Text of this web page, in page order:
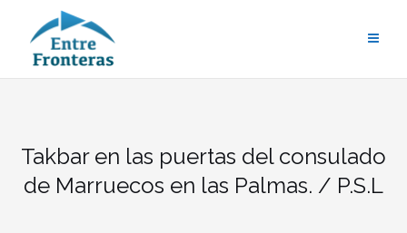
contenido
Takbar en las puertas del consulado
de Marruecos en las Palmas. / P.S.L